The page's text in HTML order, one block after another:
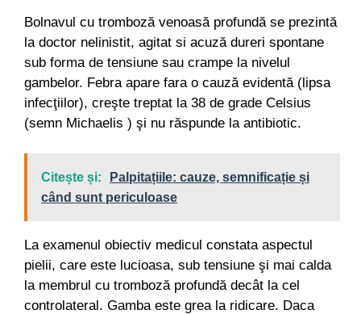
Bolnavul cu tromboză venoasă profundă se prezintă
la doctor nelinistit, agitat si acuză dureri spontane
sub forma de tensiune sau crampe la nivelul
gambelor. Febra apare fara o cauză evidentă (lipsa
infecţiilor), creşte treptat la 38 de grade Celsius
(semn Michaelis ) şi nu răspunde la antibiotic.
Citește și:
Palpitațiile: cauze, semnificație și
când sunt periculoase
La examenul obiectiv medicul constata aspectul
pielii, care este lucioasa, sub tensiune şi mai calda
la membrul cu tromboză profundă decât la cel
controlateral. Gamba este grea la ridicare. Daca